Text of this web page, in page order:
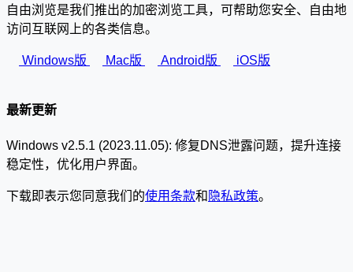
自由浏览是我们推出的加密浏览工具，可帮助您安全、自由地
访问互联网上的各类信息。
Windows版 Mac版 Android版 iOS版
最新更新
Windows v2.5.1 (2023.11.05): 修复DNS泄露问题，提升连接
稳定性，优化用户界面。
下载即表示您同意我们的使用条款和 隐私政策。